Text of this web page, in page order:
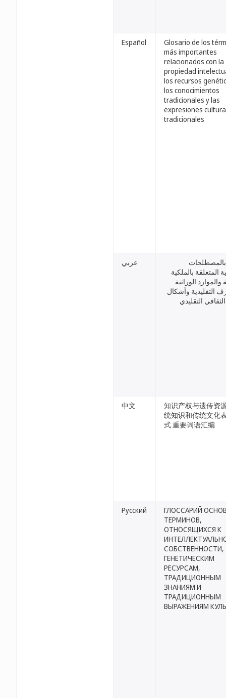
Español
Glosario de los
más importantes
relacionados con la
propiedad
los recursos
los conocimientos
tradicionales y las
expresiones
tradicionales
عربي
المتعلقة بالملكية
والموارد الوراثية
التقليدية وأشكال
الثقافي التقليدي
中文
知识产权与遗传资
统知识和传统文化
式 重要词语汇编
Русский
ГЛОССАРИЙ
ТЕРМИНОВ,
ОТНОСЯЩИХСЯ К
СОБСТВЕННОСТИ,
ГЕНЕТИЧЕСКИМ
РЕСУРСАМ,
ТРАДИЦИОННЫМ
ЗНАНИЯМ И
ТРАДИЦИОННЫМ
ВЫРАЖЕНИЯМ